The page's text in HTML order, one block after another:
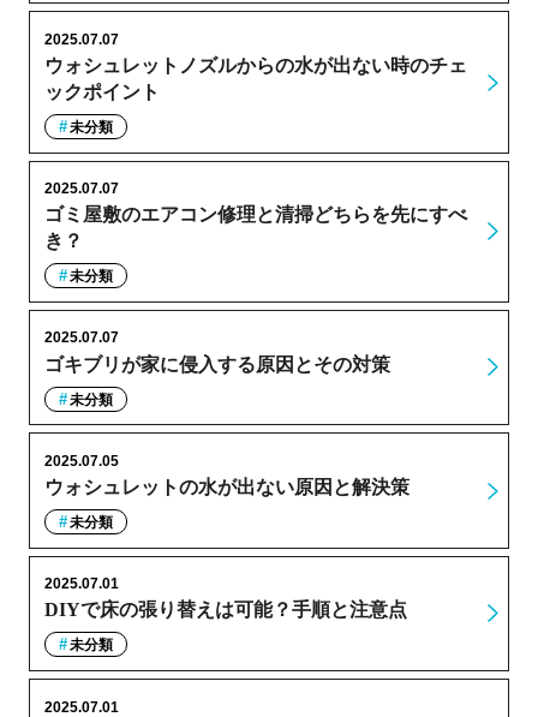
ウォシュレットノズルからの水が出ない時のチェ
ックポイント
2025.07.07
未分類
ゴミ屋敷のエアコン修理と清掃どちらを先にすべ
き？
2025.07.07
未分類
ゴキブリが家に侵入する原因とその対策
2025.07.07
未分類
ウォシュレットの水が出ない原因と解決策
2025.07.05
未分類
DIYで床の張り替えは可能？手順と注意点
2025.07.01
未分類
2025.07.01